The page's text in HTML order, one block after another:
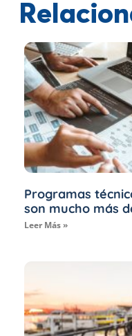
Programas
son mucho más
Leer Más »